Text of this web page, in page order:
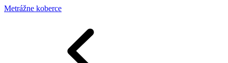
Metrážne koberce